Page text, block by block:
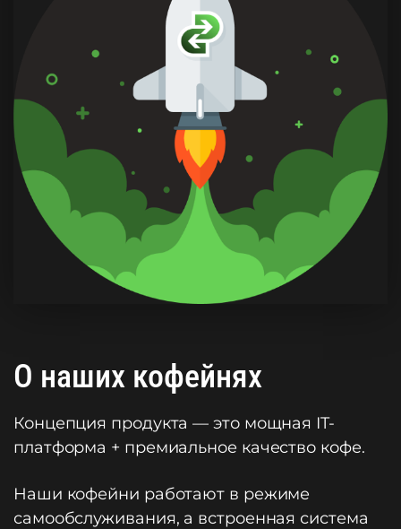
О наших кофейнях
Концепция продукта — это мощная IT-
платформа + премиальное качество кофе.
Наши кофейни работают в режиме
самообслуживания, а встроенная система